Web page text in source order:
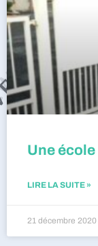
Une
LIRE LA SUITE »
21 décembre 2020